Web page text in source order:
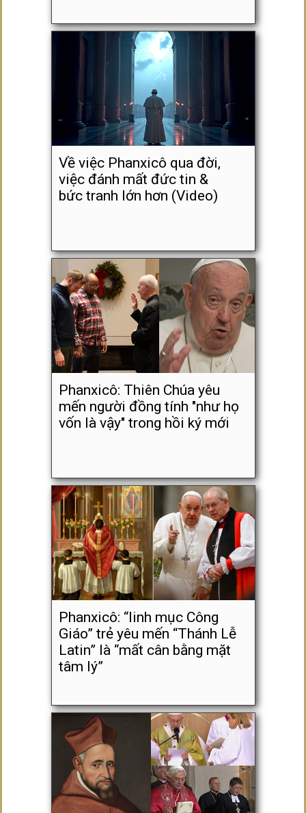
Về việc Phanxicô qua đời,
việc đánh mất đức tin &
bức tranh lớn hơn (Video)
Phanxicô: Thiên Chúa yêu
mến người đồng tính "như họ
vốn là vậy" trong hồi ký mới
Phanxicô: “linh mục Công
Giáo” trẻ yêu mến “Thánh Lễ
Latin” là “mất cân bằng mặt
tâm lý”